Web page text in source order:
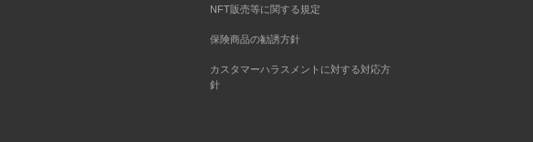
NFT販売等に関する規定
保険商品の勧誘方針
カスタマーハラスメントに対する対応方
針